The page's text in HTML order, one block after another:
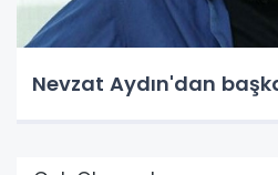
Nevzat Aydın'dan